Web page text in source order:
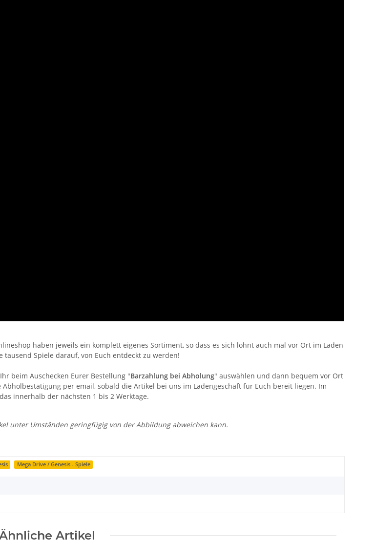
haben jeweils ein komplett eigenes Sortiment, so dass es sich lohnt auch mal vor Ort im Laden
tausend Spiele darauf, von Euch entdeckt zu werden!
beim Auschecken Eurer Bestellung "Barzahlung bei Abholung" auswählen und dann bequem vor Ort
per email, sobald die Artikel bei uns im Ladengeschäft für Euch bereit liegen. Im
innerhalb der nächsten 1 bis 2 Werktage.
unter Umständen geringfügig von der Abbildung abweichen kann.
Mega Drive / Genesis - Spiele
Artikel